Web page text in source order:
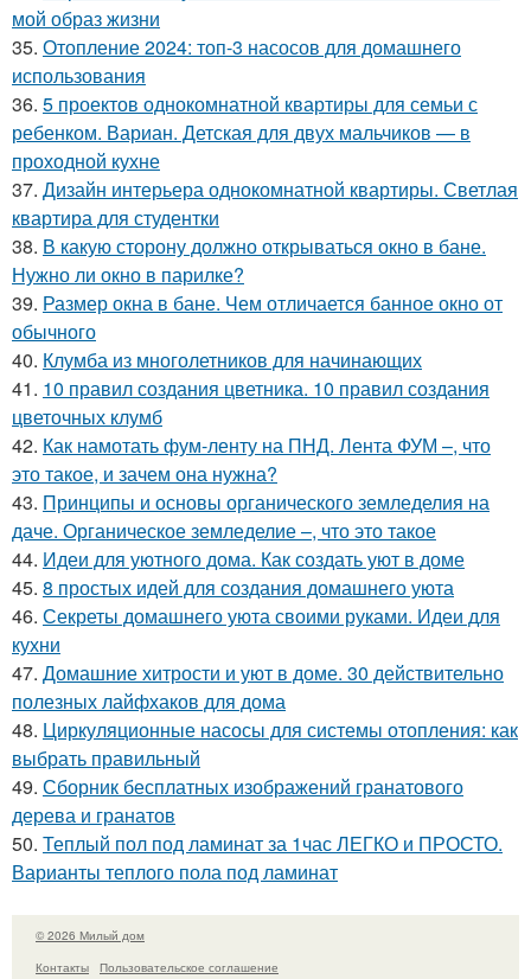
мой образ жизни
35. Отопление 2024: топ-3 насосов для домашнего
использования
36. 5 проектов однокомнатной квартиры для семьи с
ребенком. Вариан. Детская для двух мальчиков — в
проходной кухне
37. Дизайн интерьера однокомнатной квартиры. Светлая
квартира для студентки
38. В какую сторону должно открываться окно в бане.
Нужно ли окно в парилке?
39. Размер окна в бане. Чем отличается банное окно от
обычного
40. Клумба из многолетников для начинающих
41. 10 правил создания цветника. 10 правил создания
цветочных клумб
42. Как намотать фум-ленту на ПНД. Лента ФУМ –, что
это такое, и зачем она нужна?
43. Принципы и основы органического земледелия на
даче. Органическое земледелие –, что это такое
44. Идеи для уютного дома. Как создать уют в доме
45. 8 простых идей для создания домашнего уюта
46. Секреты домашнего уюта своими руками. Идеи для
кухни
47. Домашние хитрости и уют в доме. 30 действительно
полезных лайфхаков для дома
48. Циркуляционные насосы для системы отопления: как
выбрать правильный
49. Сборник бесплатных изображений гранатового
дерева и гранатов
50. Теплый пол под ламинат за 1час ЛЕГКО и ПРОСТО.
Варианты теплого пола под ламинат
© 2026 Милый дом
Контакты
Пользовательское соглашение